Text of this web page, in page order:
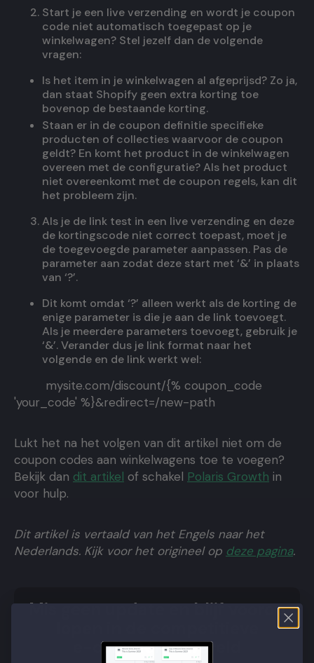
Start je een live verzending en wordt je coupon
code niet automatisch toegepast op je
winkelwagen? Stel jezelf dan de volgende
vragen:
Is het item in je winkelwagen al afgeprijsd? Zo ja,
dan staat Shopify geen extra korting toe
bovenop de bestaande korting.
Staan er in de coupon definitie specifieke
producten of collecties waarvoor de coupon
geldt? En komt het product in de winkelwagen
overeen met de configuratie? Als het product
niet overeenkomt met de coupon regels, kan dit
het probleem zijn.
Als je de link test in een live verzending en deze
de kortingscode niet correct toepast, moet je
de toegevoegde parameter aanpassen. Pas de
parameter aan zodat deze start met ‘&’ in plaats
van ‘?’.
Dit komt omdat ‘?’ alleen werkt als de korting de
enige parameter is die je aan de link toevoegt.
Als je meerdere parameters toevoegt, gebruik je
‘&’. Verander dus je link format naar het
volgende en de link werkt wel:
mysite.com/discount/{% coupon_code
'your_code' %}&redirect=/new-path
Lukt het na het volgen van dit artikel niet om de
coupon codes aan winkelwagens toe te voegen?
Bekijk dan dit artikel of schakel Polaris Growth in
voor hulp.
Dit artikel is vertaald van het Engels naar het
Nederlands. Kijk voor het origineel op deze pagina.
Mis geen update en blijf voorop
e-commerce wereld